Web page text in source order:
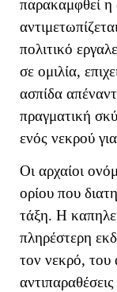
παρακαμφθεί η
πολιτικό
σε ομιλία,
ασπίδα
πραγματική
ενός νεκρού
Οι αρχαίοι
ορίου που
τάξη. Η
πληρέστερη
τον νεκρό, του